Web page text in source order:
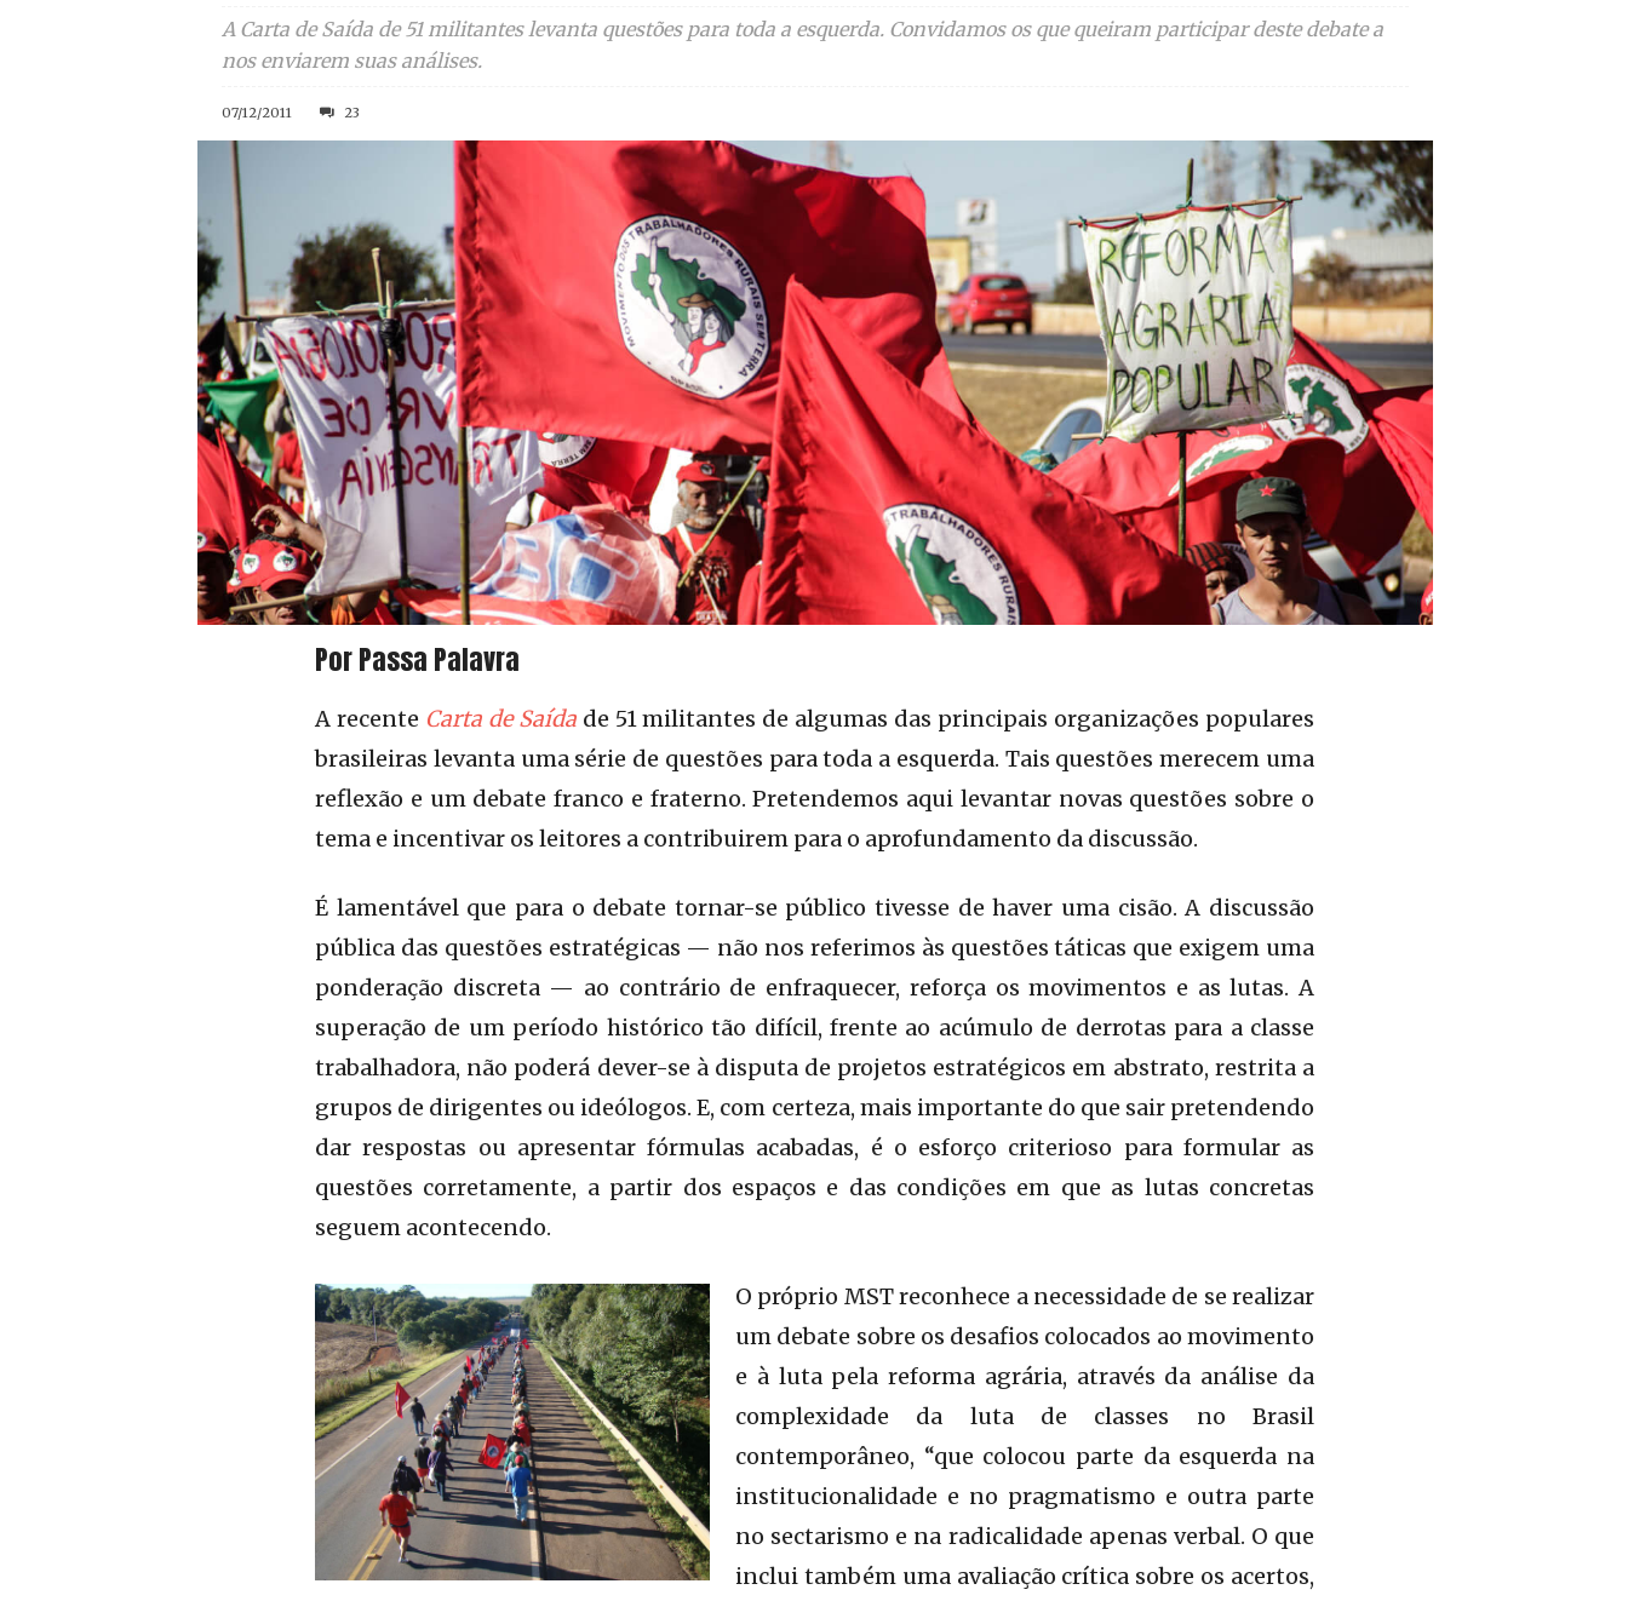
A Carta de Saída de 51 militantes levanta questões para toda a esquerda. Convidamos os que queiram participar deste debate a
nos enviarem suas análises.
07/12/2011 23
Por Passa Palavra
A recente Carta de Saídade 51 militantes de algumas das principais organizações populares
brasileiras levanta uma série de questões para toda a esquerda. Tais questões merecem uma
reflexão e um debate franco e fraterno. Pretendemos aqui levantar novas questões sobre o
tema e incentivar os leitores a contribuirem para o aprofundamento da discussão.
É lamentável que para o debate tornar-se público tivesse de haver uma cisão. A discussão
pública das questões estratégicas — não nos referimos às questões táticas que exigem uma
ponderação discreta — ao contrário de enfraquecer, reforça os movimentos e as lutas. A
superação de um período histórico tão difícil, frente ao acúmulo de derrotas para a classe
trabalhadora, não poderá dever-se à disputa de projetos estratégicos em abstrato, restrita a
grupos de dirigentes ou ideólogos. E, com certeza, mais importante do que sair pretendendo
dar respostas ou apresentar fórmulas acabadas, é o esforço criterioso para formular as
questões corretamente, a partir dos espaços e das condições em que as lutas concretas
seguem acontecendo.
O próprio MST reconhece a necessidade de se realizar
um debate sobre os desafios colocados ao movimento
e à luta pela reforma agrária, através da análise da
complexidade da luta de classes no Brasil
contemporâneo, “que colocou parte da esquerda na
institucionalidade e no pragmatismo e outra parte
no sectarismo e na radicalidade apenas verbal. O que
inclui também uma avaliação crítica sobre os acertos,